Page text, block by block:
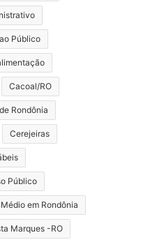
Público
Cacoal/RO
Rondônia
Cerejeiras
Público
em Rondônia
Marques -RO